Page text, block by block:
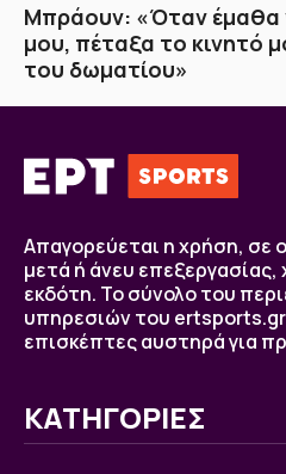
Μπράουν: «Όταν έμαθα
μου, πέταξα το κινητό
του δωματίου»
Απαγορεύεται η χρήση, σε
μετά ή άνευ
εκδότη. Το σύνολο του
υπηρεσιών του ertsports.gr
επισκέπτες αυστηρά για
ΚΑΤΗΓΟΡΙΕΣ